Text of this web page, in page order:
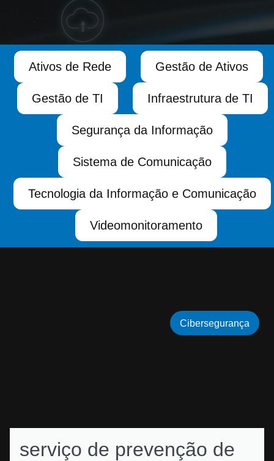
Ativos de Rede Gestão de Ativos
Gestão de TI Infraestrutura de TI
Segurança da Informação
Sistema de Comunicação
Tecnologia da Informação e Comunicação
Videomonitoramento
serviço de prevenção de
Cibersegurança